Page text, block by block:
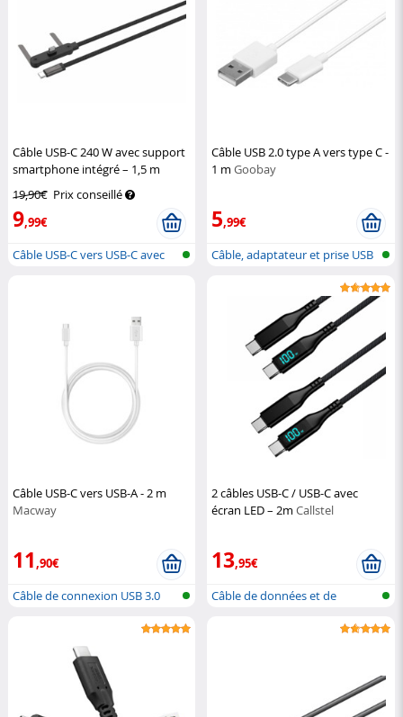
Câble USB-C 240 W avec support
smartphone intégré – 1,5 m
19,90€ Prix conseillé
9,99€
Câble USB-C vers USB-C avec
Câble USB 2.0 type A vers type C -
1 mGoobay
5,99€
Câble, adaptateur et prise USB
Câble USB-C vers USB-A - 2 m
Macway
11 ,90€
Câble de connexion USB 3.0
2 câbles USB-C / USB-C avec
écran LED – 2mCallstel
13,95€
Câble de données et de